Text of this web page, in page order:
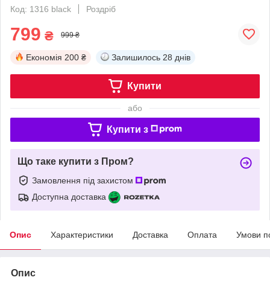
Код: 1316 black
Роздріб
799 ₴ 999 ₴
Економія 200 ₴ Залишилось 28 днів
Купити
або
Купити з
Що таке купити з Пром?
Замовлення під захистом
Доступна доставка
Опис Характеристики Доставка Оплата Умови
Опис